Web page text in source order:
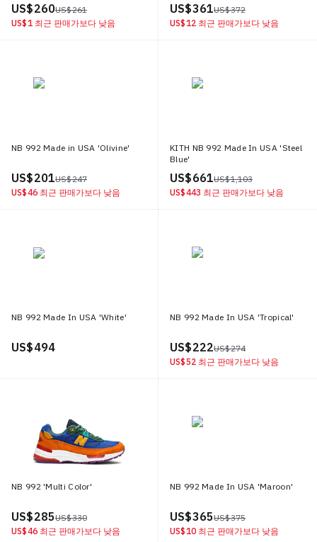
US$ 260US$ 261
US$ 1 최근 판매가보다 낮음
US$ 361US$ 372
US$ 12 최근 판매가보다 낮음
NB 992 Made in USA 'Olivine'
US$ 201US$ 247
US$ 46 최근 판매가보다 낮음
KITH NB 992 Made In USA 'Steel
Blue'
US$ 661US$ 1,103
US$ 443 최근 판매가보다 낮음
NB 992 Made In USA 'White'
US$ 494
NB 992 Made In USA 'Tropical'
US$ 222US$ 274
US$ 52 최근 판매가보다 낮음
NB 992 'Multi Color'
US$ 285US$ 330
US$ 46 최근 판매가보다 낮음
NB 992 Made In USA 'Maroon'
US$ 365US$ 375
US$ 10 최근 판매가보다 낮음